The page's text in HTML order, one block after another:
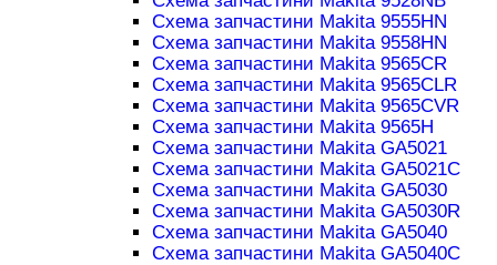
Схема запчастини Makita 9555HN
Схема запчастини Makita 9558HN
Схема запчастини Makita 9565CR
Схема запчастини Makita 9565CLR
Схема запчастини Makita 9565CVR
Схема запчастини Makita 9565H
Схема запчастини Makita GA5021
Схема запчастини Makita GA5021C
Схема запчастини Makita GA5030
Схема запчастини Makita GA5030R
Схема запчастини Makita GA5040
Схема запчастини Makita GA5040C